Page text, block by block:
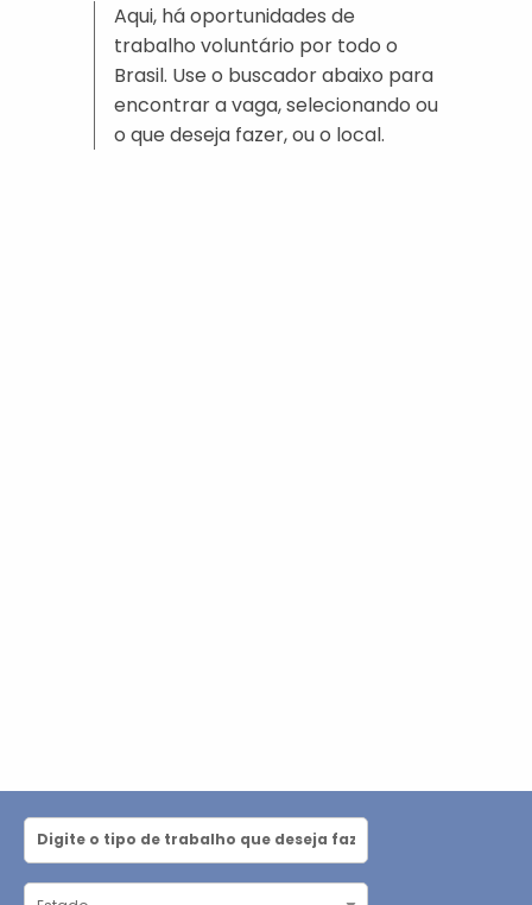
Aqui, há oportunidades de
trabalho voluntário por todo o
Brasil. Use o buscador abaixo para
encontrar a vaga, selecionando ou
o que deseja fazer, ou o local.